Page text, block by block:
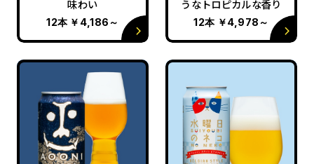
味わい
12本￥4,186 ～
うなトロピカルな香り
12本￥4,978 ～